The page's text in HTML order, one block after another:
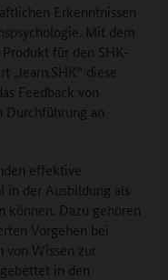
Erkenntnissen
Mit dem
für den SHK-
„learn.SHK“ diese
Feedback von
Durchführung an
effektive
in der Ausbildung als
können. Dazu gehören
Vorgehen bei
von Wissen zur
in den